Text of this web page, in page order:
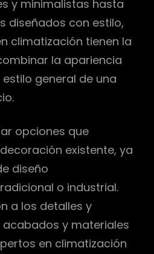
y minimalistas hasta
diseñados con estilo,
climatización tienen la
la apariencia
general de una
opciones que
existente, ya
diseño
o industrial.
a los detalles y
y materiales
en climatización